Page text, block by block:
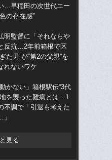
…早稲田の次世代エー
の存在感”
明監督に「それならや
反抗…2年前箱根で区
た男”が“第2の父親”を
れないワケ
かない」箱根駅伝“3代
を襲った難病とは…1
不調で「引退も考えた
見る